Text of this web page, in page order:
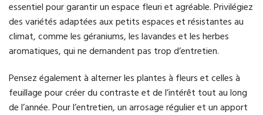
essentiel pour garantir un espace fleuri et agréable. Privilégiez
des variétés adaptées aux petits espaces et résistantes au
climat, comme les géraniums, les lavandes et les herbes
aromatiques, qui ne demandent pas trop d’entretien.
Pensez également à alterner les plantes à fleurs et celles à
feuillage pour créer du contraste et de l’intérêt tout au long
de l’année. Pour l’entretien, un arrosage régulier et un apport